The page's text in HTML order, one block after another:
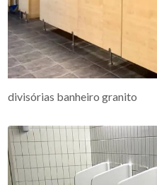
divisórias banheiro granito